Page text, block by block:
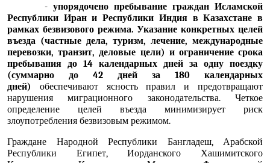
-упорядочено пребывание граждан Исламской
Республики Иран и Республики Индия в Казахстане в
рамках безвизового режима.Указание конкретных целей
въезда (частные дела, туризм, лечение, международные
перевозки, транзит, деловые цели) и ограничение срока
пребывания до 14 календарных дней за одну поездку
(суммарно до 42 дней за 180 календарных
дней)
обеспечивают ясность правил и предотвращают
нарушения миграционного законодательства. Четкое
определение целей въезда минимизирует риск
злоупотребления безвизовым режимом.
Граждане Народной Республики Бангладеш, Арабской
Республики Египет, Иорданского Хашимитского